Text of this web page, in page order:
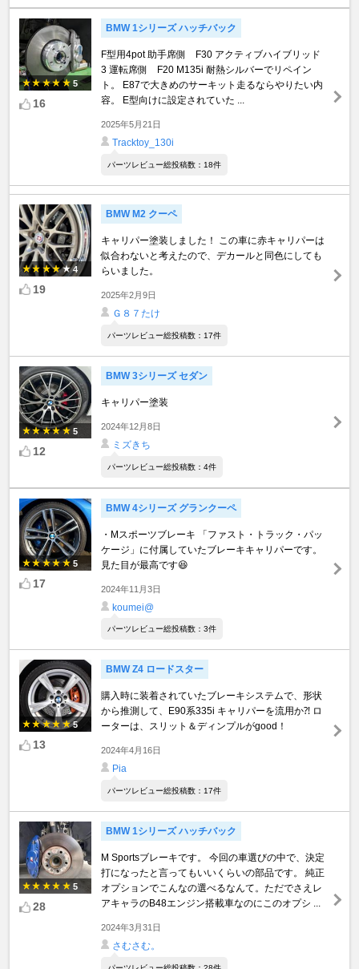
5
16
BMW 1シリーズ ハッチバック
F型用4pot 助手席側 F30 アクティブハイブリッド
3 運転席側 F20 M135i 耐熱シルバーでリペイン
ト。 E87で大きめのサーキット走るならやりたい内
容。 E型向けに設定されていた ...
2025年5月21日
Tracktoy_130i
パーツレビュー総投稿数：18件
4
19
BMW M2 クーペ
キャリパー塗装しました！ この車に赤キャリパーは
似合わないと考えたので、デカールと同色にしても
らいました。
2025年2月9日
Ｇ８７たけ
パーツレビュー総投稿数：17件
5
12
BMW 3シリーズ セダン
キャリパー塗装
2024年12月8日
ミズきち
パーツレビュー総投稿数：4件
5
17
BMW 4シリーズ グランクーペ
・Mスポーツブレーキ 「ファスト・トラック・パッ
ケージ」に付属していたブレーキキャリパーです。
見た目が最高です😆
2024年11月3日
koumei@
パーツレビュー総投稿数：3件
5
13
BMW Z4 ロードスター
購入時に装着されていたブレーキシステムで、形状
から推測して、E90系335i キャリパーを流用か⁈ ロ
ーターは、スリット＆ディンプルがgood！
2024年4月16日
Pia
パーツレビュー総投稿数：17件
5
28
BMW 1シリーズ ハッチバック
M Sportsブレーキです。 今回の車選びの中で、決定
打になったと言ってもいいくらいの部品です。 純正
オプションでこんなの選べるなんて。ただでさえレ
アキャラのB48エンジン搭載車なのにこのオプシ ...
2024年3月31日
さむさむ。